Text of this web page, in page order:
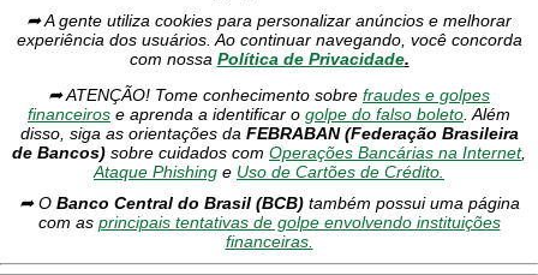
➦ A gente utiliza cookies para personalizar anúncios e melhorar
experiência dos usuários. Ao continuar navegando, você concorda
com nossa Política de Privacidade.
➦ ATENÇÃO! Tome conhecimento sobre fraudes e golpes
financeiros e aprenda a identificar o golpe do falso boleto . Além
disso, siga as orientações da FEBRABAN (Federação Brasileira
de Bancos) sobre cuidados com Operações Bancárias na Internet,
Ataque Phishing e Uso de Cartões de Crédito.
➦ O Banco Central do Brasil (BCB)também possui uma página
com as principais tentativas de golpe envolvendo instituições
financeiras.